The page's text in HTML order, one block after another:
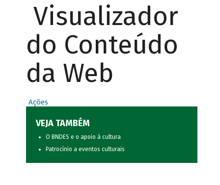
Visualizador
do Conteúdo
da Web
Ações
VEJA TAMBÉM
O BNDES e o apoio à cultura
Patrocínio a eventos culturais